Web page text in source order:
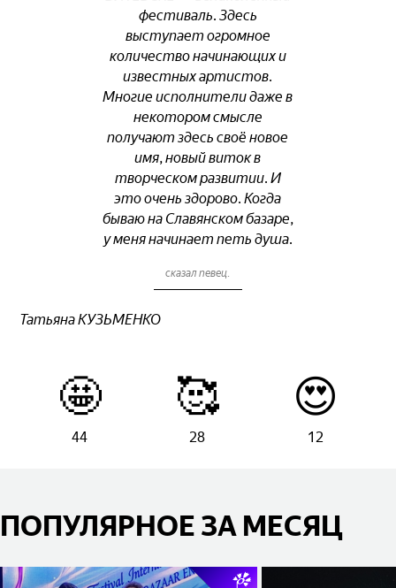
фестиваль. Здесь
выступает огромное
количество начинающих и
известных артистов.
Многие исполнители даже в
некотором смысле
получают здесь своё новое
имя, новый виток в
творческом развитии. И
это очень здорово. Когда
бываю на Славянском базаре,
у меня начинает петь душа.
сказал певец.
Татьяна КУЗЬМЕНКО
🤩
44
🥰
28
😍
12
ПОПУЛЯРНОЕ ЗА МЕСЯЦ